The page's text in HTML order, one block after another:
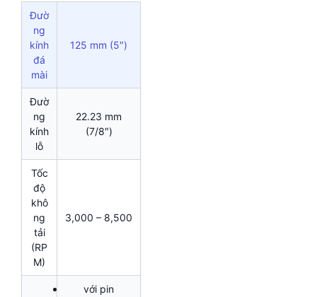
Đườ
ng
kính
đá
mài
125 mm (5″)
Đườ
ng
kính
lỗ
22.23 mm
(7/8″)
Tốc
độ
khô
ng
tải
(RP
M)
3,000 – 8,500
với pin